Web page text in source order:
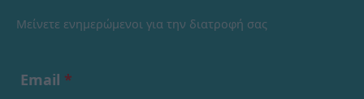
Μείνετε ενημερώμενοι για την διατροφή σας
Email *